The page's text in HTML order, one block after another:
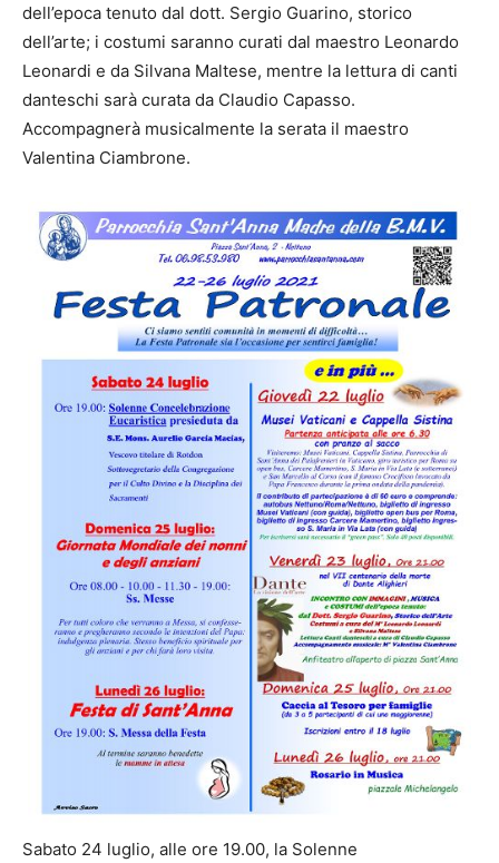
dell’epoca tenuto dal dott. Sergio Guarino, storico
dell’arte; i costumi saranno curati dal maestro Leonardo
Leonardi e da Silvana Maltese, mentre la lettura di canti
danteschi sarà curata da Claudio Capasso.
Accompagnerà musicalmente la serata il maestro
Valentina Ciambrone.
Sabato 24 luglio, alle ore 19.00, la Solenne